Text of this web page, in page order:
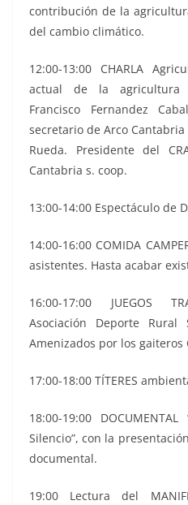
contribución de la
del cambio climático.
12:00-13:00 CHARLA
actual de la agricultura
Francisco Fernandez
secretario de Arco
Rueda. Presidente del
Cantabria s. coop.
13:00-14:00 Espectáculo de
14:00-16:00 COMIDA
asistentes. Hasta acabar
16:00-17:00 JUEGOS
Asociación Deporte Rural
Amenizados por los gaiteros
17:00-18:00 TÍTERES
18:00-19:00
Silencio”, con la
documental.
19:00 Lectura del